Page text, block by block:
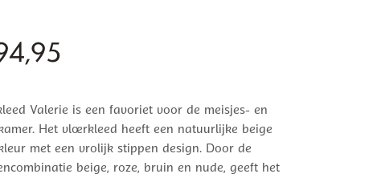
Valerie is een favoriet voor de meisjes- en
Het vloerkleed heeft een natuurlijke beige
met een vrolijk stippen design. Door de
beige, roze, bruin en nude, geeft het